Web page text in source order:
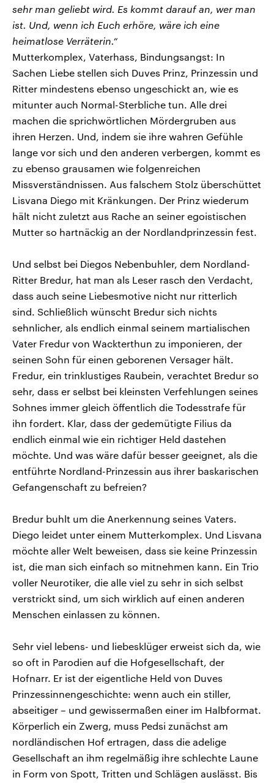
sehr man geliebt wird. Es kommt darauf an, wer man
ist. Und, wenn ich Euch erhöre, wäre ich eine
heimatlose Verräterin.“
Mutterkomplex, Vaterhass, Bindungsangst: In
Sachen Liebe stellen sich Duves Prinz, Prinzessin und
Ritter mindestens ebenso ungeschickt an, wie es
mitunter auch Normal-Sterbliche tun. Alle drei
machen die sprichwörtlichen Mördergruben aus
ihren Herzen. Und, indem sie ihre wahren Gefühle
lange vor sich und den anderen verbergen, kommt es
zu ebenso grausamen wie folgenreichen
Missverständnissen. Aus falschem Stolz überschüttet
Lisvana Diego mit Kränkungen. Der Prinz wiederum
hält nicht zuletzt aus Rache an seiner egoistischen
Mutter so hartnäckig an der Nordlandprinzessin fest.
Und selbst bei Diegos Nebenbuhler, dem Nordland-
Ritter Bredur, hat man als Leser rasch den Verdacht,
dass auch seine Liebesmotive nicht nur ritterlich
sind. Schließlich wünscht Bredur sich nichts
sehnlicher, als endlich einmal seinem martialischen
Vater Fredur von Wackterthun zu imponieren, der
seinen Sohn für einen geborenen Versager hält.
Fredur, ein trinklustiges Raubein, verachtet Bredur so
sehr, dass er selbst bei kleinsten Verfehlungen seines
Sohnes immer gleich öffentlich die Todesstrafe für
ihn fordert. Klar, dass der gedemütigte Filius da
endlich einmal wie ein richtiger Held dastehen
möchte. Und was wäre dafür besser geeignet, als die
entführte Nordland-Prinzessin aus ihrer baskarischen
Gefangenschaft zu befreien?
Bredur buhlt um die Anerkennung seines Vaters.
Diego leidet unter einem Mutterkomplex. Und Lisvana
möchte aller Welt beweisen, dass sie keine Prinzessin
ist, die man sich einfach so mitnehmen kann. Ein Trio
voller Neurotiker, die alle viel zu sehr in sich selbst
verstrickt sind, um sich wirklich auf einen anderen
Menschen einlassen zu können.
Sehr viel lebens- und liebesklüger erweist sich da, wie
so oft in Parodien auf die Hofgesellschaft, der
Hofnarr. Er ist der eigentliche Held von Duves
Prinzessinnengeschichte: wenn auch ein stiller,
abseitiger – und gewissermaßen einer im Halbformat.
Körperlich ein Zwerg, muss Pedsi zunächst am
nordländischen Hof ertragen, dass die adelige
Gesellschaft an ihm regelmäßig ihre schlechte Laune
in Form von Spott, Tritten und Schlägen auslässt. Bis